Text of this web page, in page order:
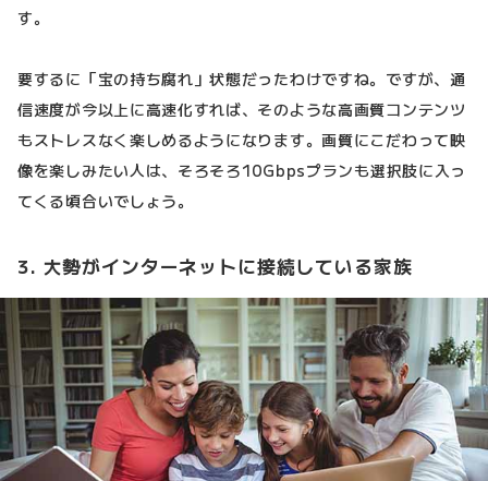
す。
要するに「宝の持ち腐れ」状態だったわけですね。ですが、通
信速度が今以上に高速化すれば、そのような高画質コンテンツ
もストレスなく楽しめるようになります。画質にこだわって映
像を楽しみたい人は、そろそろ10Gbpsプランも選択肢に入っ
てくる頃合いでしょう。
3. 大勢がインターネットに接続している家族